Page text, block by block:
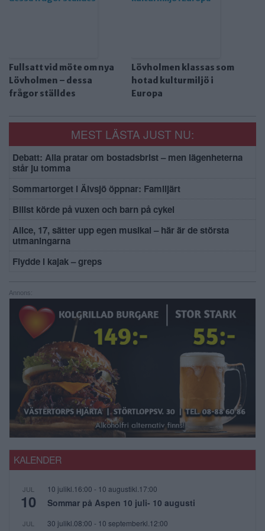
Fullsatt vid möte om nya
Lövholmen – dessa
frågor ställdes
Lövholmen klassas som
hotad kulturmiljö i
Europa
MEST LÄSTA JUST NU:
Debatt: Alla pratar om bostadsbrist – men lägenheterna
står ju tomma
Sommartorget i Älvsjö öppnar: Familjärt
Bilist körde på vuxen och barn på cykel
Alice, 17, sätter upp egen musikal – här är de största
utmaningarna
Flydde i kajak – greps
Annons:
KALENDER
JUL
10
10 julikl.16:00 - 10 augustikl.17:00
Sommar på Aspen 10 juli- 10 augusti
JUL 30 julikl.08:00 - 10 septemberkl.12:00